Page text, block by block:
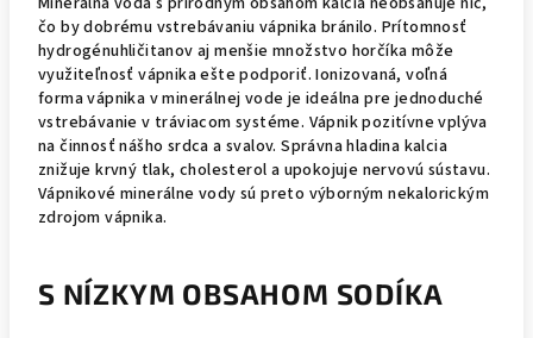
čo by dobrému vstrebávaniu vápnika bránilo. Prítomnosť
hydrogénuhličitanov aj menšie množstvo horčíka môže
využiteľnosť vápnika ešte podporiť. Ionizovaná, voľná
forma vápnika v minerálnej vode je ideálna pre jednoduché
vstrebávanie v tráviacom systéme. Vápnik pozitívne vplýva
na činnosť nášho srdca a svalov. Správna hladina kalcia
znižuje krvný tlak, cholesterol a upokojuje nervovú sústavu.
Vápnikové minerálne vody sú preto výborným nekalorickým
zdrojom vápnika.
S NÍZKYM OBSAHOM SODÍKA